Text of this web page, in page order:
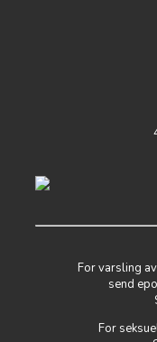
For varsling
send
For